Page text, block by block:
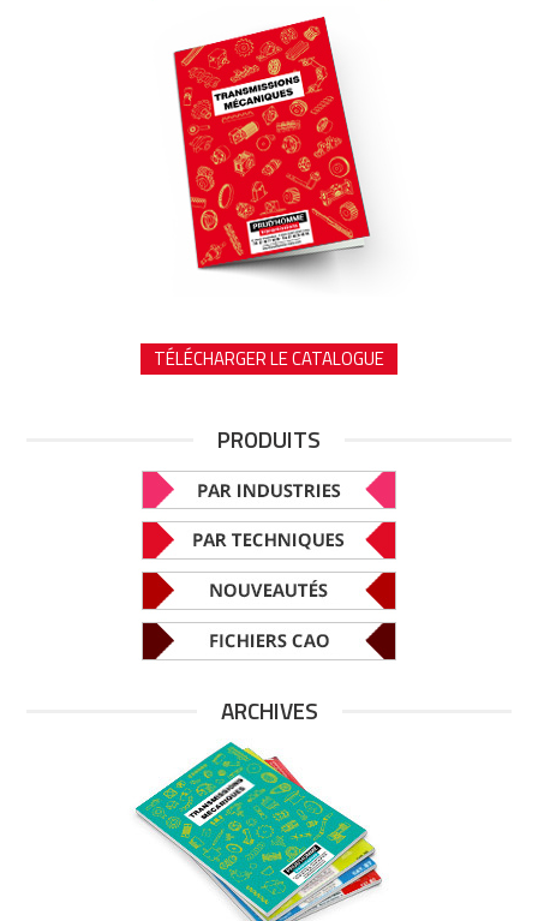
TÉLÉCHARGER LE CATALOGUE
PRODUITS
ARCHIVES